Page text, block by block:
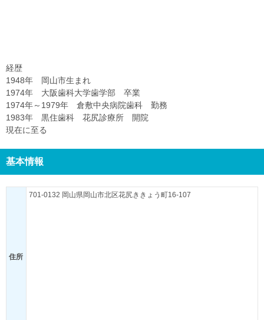
経歴
1948年 岡山市生まれ
1974年 大阪歯科大学歯学部 卒業
1974年～1979年 倉敷中央病院歯科 勤務
1983年 黒住歯科 花尻診療所 開院
現在に至る
基本情報
住所
701-0132 岡山県岡山市北区花尻ききょう町16-107